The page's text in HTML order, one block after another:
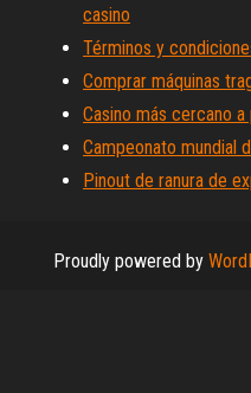
casino
Términos y
Comprar máquinas
Casino más cercano
Campeonato mundial
Pinout de ranura de
Proudly powered by